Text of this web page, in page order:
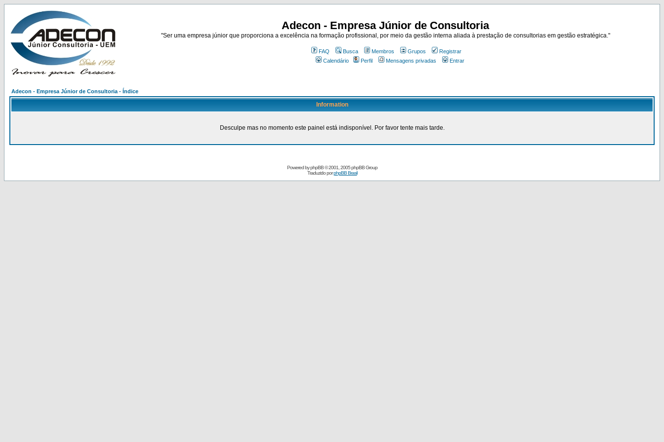
Adecon - Empresa Júnior de Consultoria
"Ser uma empresa júnior que proporciona a excelência na formação profissional, por meio da gestão interna aliada à prestação de consultorias em gestão estratégica."
FAQ Busca Membros Grupos
Registrar
Calendário
Perfil Mensagens privadas Entrar
Adecon - Empresa Júnior de Consultoria - Índice
Information
Desculpe mas no momento este painel está indisponível. Por favor tente mais tarde.
Powered byphpBB© 2001, 2005 phpBB Group
Traduzido porphpBB Brasil